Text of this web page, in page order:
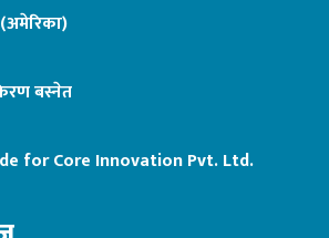
बस्नेत
for Core Innovation Pvt. Ltd.